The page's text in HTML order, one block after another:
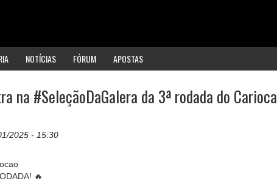
NOTÍCIAS FÓRUM APOSTAS
na #SeleçãoDaGalera da 3ª rodada do Carioca
2025 - 15:30
🔥